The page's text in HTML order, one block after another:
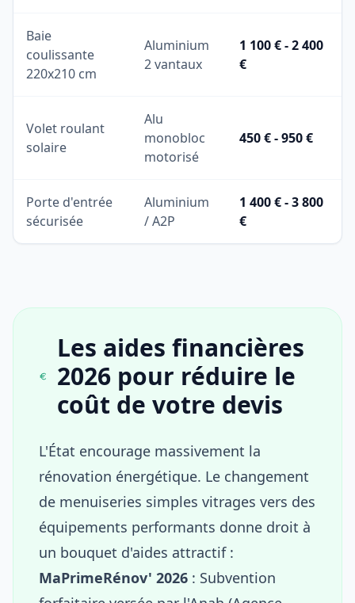
Baie
coulissante
220x210 cm
Aluminium
2 vantaux
1 100 € - 2 400
€
Volet roulant
solaire
Alu
monobloc
motorisé
450 € - 950 €
Porte d'entrée
sécurisée
Aluminium
/ A2P
1 400 € - 3 800
€
Les aides financières
2026 pour réduire le
coût de votre devis
L'État encourage massivement la
rénovation énergétique. Le changement
de menuiseries simples vitrages vers des
équipements performants donne droit à
un bouquet d'aides attractif :
MaPrimeRénov' 2026 : Subvention